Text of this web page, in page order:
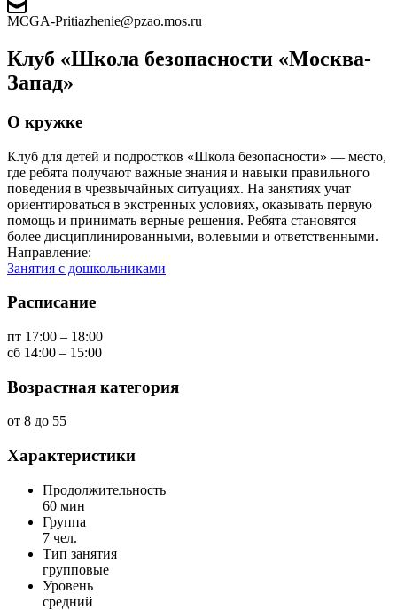
MCGA-Pritiazhenie@pzao.mos.ru
Клуб «Школа безопасности «Москва-
Запад»
О кружке
Клуб для детей и подростков «Школа безопасности» — место,
где ребята получают важные знания и навыки правильного
поведения в чрезвычайных ситуациях. На занятиях учат
ориентироваться в экстренных условиях, оказывать первую
помощь и принимать верные решения. Ребята становятся
более дисциплинированными, волевыми и ответственными.
Направление:
Занятия с дошкольниками
Расписание
пт 17:00 – 18:00
сб 14:00 – 15:00
Возрастная категория
от 8 до 55
Характеристики
Продолжительность
60 мин
Группа
7 чел.
Тип занятия
групповые
Уровень
средний